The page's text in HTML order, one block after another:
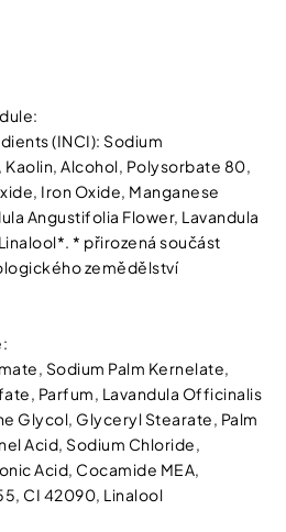
(INCI): Sodium
Alcohol, Polysorbate 80,
Iron Oxide, Manganese
Angustifolia Flower, Lavandula
* přirozená součást
zemědělství
Sodium Palm Kernelate,
Parfum, Lavandula Officinalis
Glycol, Glyceryl Stearate, Palm
Acid, Sodium Chloride,
Acid, Cocamide MEA,
CI 42090, Linalool